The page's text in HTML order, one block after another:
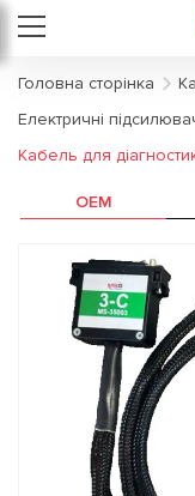
Головна сторінка
Електричні
Кабель для
OEM